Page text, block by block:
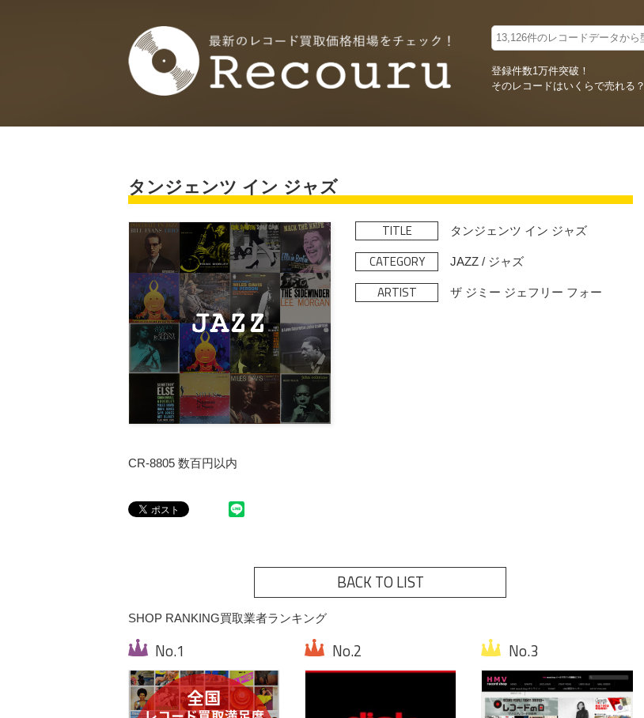
登録件数1万件突破！
そのレコードはいくらで売れる？
タンジェンツ イン ジャズ
TITLE タンジェンツ イン ジャズ
CATEGORY JAZZ / ジャズ
ARTIST ザ ジミー ジェフリー フォー
CR-8805 数百円以内
BACK TO LIST
SHOP RANKING買取業者ランキング